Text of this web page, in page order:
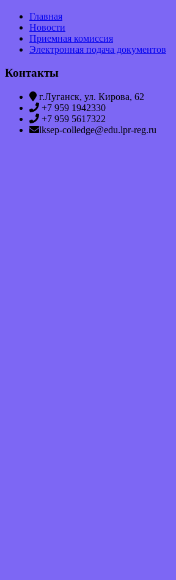
Главная
Новости
Приемная комиссия
Электронная подача документов
Контакты
г.Луганск, ул. Кирова, 62
+7 959 1942330
+7 959 5617322
lksep-colledge@edu.lpr-reg.ru